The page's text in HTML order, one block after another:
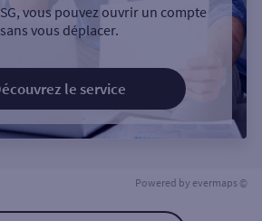
SG, vous pouvez ouvrir un compte
sans vous déplacer.
le service
Powered by evermaps ©